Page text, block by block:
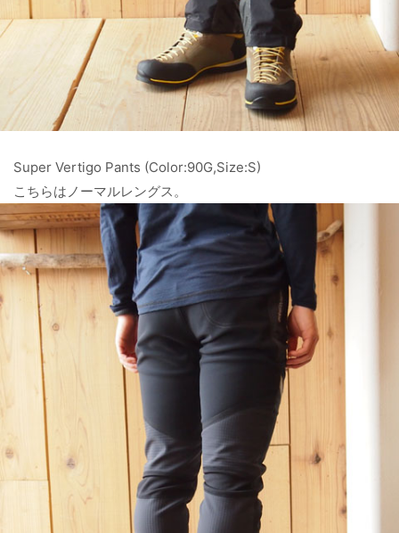
Super Vertigo Pants (Color:90G,Size:S)
こちらはノーマルレングス。